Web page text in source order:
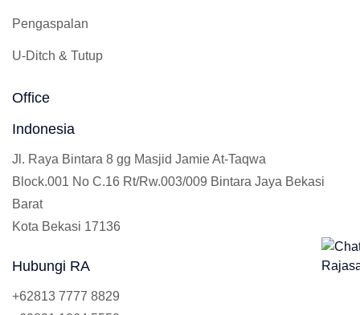
Pengaspalan
U-Ditch & Tutup
Office
Indonesia
Jl. Raya Bintara 8 gg Masjid Jamie At-Taqwa
Block.001 No C.16 Rt/Rw.003/009 Bintara Jaya Bekasi
Barat
Kota Bekasi 17136
Hubungi RA
+62813 7777 8829